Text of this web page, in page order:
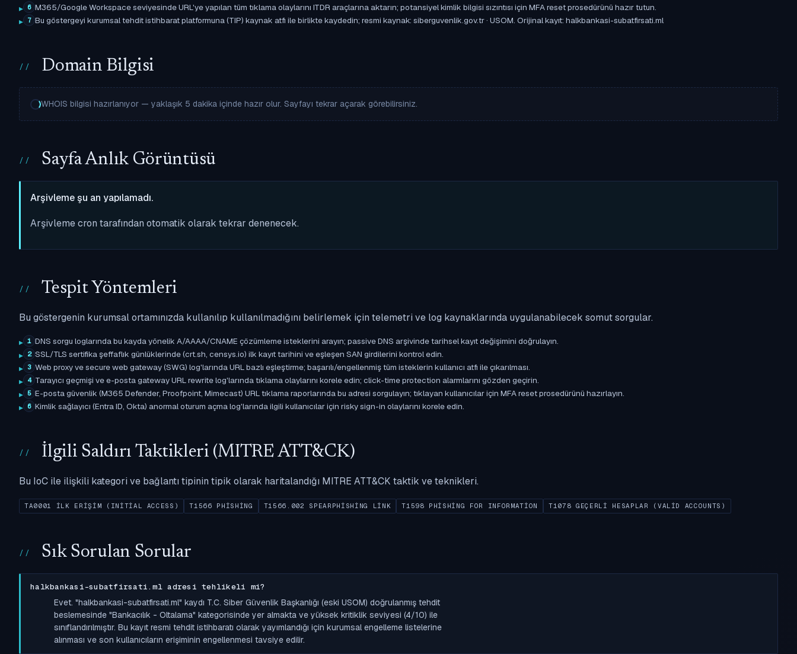
6 M365/Google Workspace seviyesinde URL'ye yapılan tüm tıklama olaylarını ITDR araçlarına aktarın; potansiyel kimlik bilgisi sızıntısı için MFA reset prosedürünü hazır tutun.
7 Bu göstergeyi kurumsal tehdit istihbarat platformuna (TIP) kaynak atfı ile birlikte kaydedin; resmi kaynak: siberguvenlik.gov.tr · USOM. Orijinal kayıt: halkbankasi-subatfirsati.ml
Domain Bilgisi
WHOIS bilgisi hazırlanıyor — yaklaşık 5 dakika içinde hazır olur. Sayfayı tekrar açarak görebilirsiniz.
Sayfa Anlık Görüntüsü
Arşivleme şu an yapılamadı.
Arşivleme cron tarafından otomatik olarak tekrar denenecek.
Tespit Yöntemleri
Bu göstergenin kurumsal ortamınızda kullanılıp kullanılmadığını belirlemek için telemetri ve log kaynaklarında uygulanabilecek somut sorgular.
1 DNS sorgu loglarında bu kayda yönelik A/AAAA/CNAME çözümleme isteklerini arayın; passive DNS arşivinde tarihsel kayıt değişimini doğrulayın.
2 SSL/TLS sertifika şeffaflık günlüklerinde (crt.sh, censys.io) ilk kayıt tarihini ve eşleşen SAN girdilerini kontrol edin.
3 Web proxy ve secure web gateway (SWG) log'larında URL bazlı eşleştirme; başarılı/engellenmiş tüm isteklerin kullanıcı atfı ile çıkarılması.
4 Tarayıcı geçmişi ve e-posta gateway URL rewrite log'larında tıklama olaylarını korele edin; click-time protection alarmlarını gözden geçirin.
5 E-posta güvenlik (M365 Defender, Proofpoint, Mimecast) URL tıklama raporlarında bu adresi sorgulayın; tıklayan kullanıcılar için MFA reset prosedürünü hazırlayın.
6 Kimlik sağlayıcı (Entra ID, Okta) anormal oturum açma log'larında ilgili kullanıcılar için risky sign-in olaylarını korele edin.
İlgili Saldırı Taktikleri (MITRE ATT&CK)
Bu IoC ile ilişkili kategori ve bağlantı tipinin tipik olarak haritalandığı MITRE ATT&CK taktik ve teknikleri.
TA0001 İLK ERIŞIM (INITIAL ACCESS) T1566 PHISHING T1566.002 SPEARPHISHING LINK T1598 PHISHING FOR INFORMATION T1078 GEÇERLI HESAPLAR (VALID ACCOUNTS)
Sık Sorulan Sorular
halkbankasi-subatfirsati.ml adresi tehlikeli mi?
Evet. "halkbankasi-subatfirsati.ml" kaydı T.C. Siber Güvenlik Başkanlığı (eski USOM) doğrulanmış tehdit
beslemesinde "Bankacılık - Oltalama" kategorisinde yer almakta ve yüksek kritiklik seviyesi (4/10) ile
sınıflandırılmıştır. Bu kayıt resmi tehdit istihbaratı olarak yayımlandığı için kurumsal engelleme listelerine
alınması ve son kullanıcıların erişiminin engellenmesi tavsiye edilir.